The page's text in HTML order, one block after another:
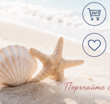
Елементи от хартия - Микс елементи
Елементи от хартия - Коледа и Зима
Елементи от бирен картон -
Елементи от бирен картон - Надписи
Елементи от бирен картон - Ъгли и
Елементи от бирен картон - Сватба
Елементи от бирен картон -
Елементи от бирен картон - Бебшки и